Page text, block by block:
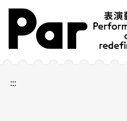
跳到主要內容區塊
網站導覽
:::